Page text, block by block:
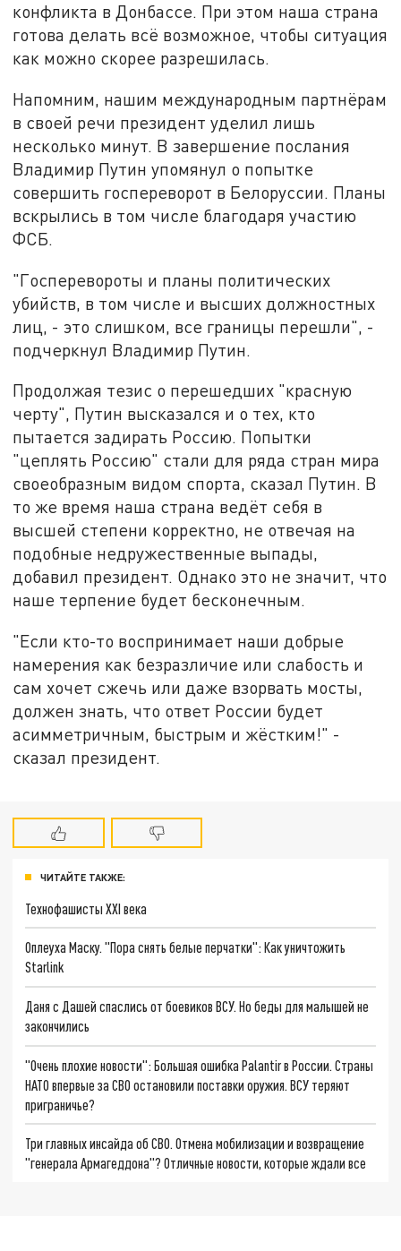
конфликта в Донбассе. При этом наша страна
готова делать всё возможное, чтобы ситуация
как можно скорее разрешилась.
Напомним, нашим международным партнёрам
в своей речи президент уделил лишь
несколько минут. В завершение послания
Владимир Путин упомянул о попытке
совершить госпереворот в Белоруссии. Планы
вскрылись в том числе благодаря участию
ФСБ.
"Госперевороты и планы политических
убийств, в том числе и высших должностных
лиц, - это слишком, все границы перешли", -
подчеркнул Владимир Путин.
Продолжая тезис о перешедших "красную
черту", Путин высказался и о тех, кто
пытается задирать Россию. Попытки
"цеплять Россию" стали для ряда стран мира
своеобразным видом спорта, сказал Путин. В
то же время наша страна ведёт себя в
высшей степени корректно, не отвечая на
подобные недружественные выпады,
добавил президент. Однако это не значит, что
наше терпение будет бесконечным.
"Если кто-то воспринимает наши добрые
намерения как безразличие или слабость и
сам хочет сжечь или даже взорвать мосты,
должен знать, что ответ России будет
асимметричным, быстрым и жёстким!" -
сказал президент.
ЧИТАЙТЕ ТАКЖЕ:
Технофашисты XXI века
Оплеуха Маску. "Пора снять белые перчатки": Как уничтожить
Starlink
Даня с Дашей спаслись от боевиков ВСУ. Но беды для малышей не
закончились
"Очень плохие новости": Большая ошибка Palantir в России. Страны
НАТО впервые за СВО остановили поставки оружия. ВСУ теряют
приграничье?
Три главных инсайда об СВО. Отмена мобилизации и возвращение
"генерала Армагеддона"? Отличные новости, которые ждали все